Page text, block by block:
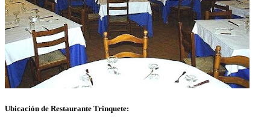
Ubicación de Restaurante Trinquete: